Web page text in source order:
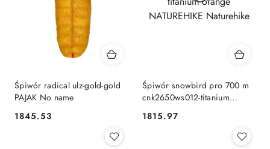
Śpiwór radical ulz-gold-gold
PAJAK No name
Cena:
1845.53
Śpiwór snowbird pro 700 m
cnk2650ws012-titanium
Naturehike
Cena:
1815.97